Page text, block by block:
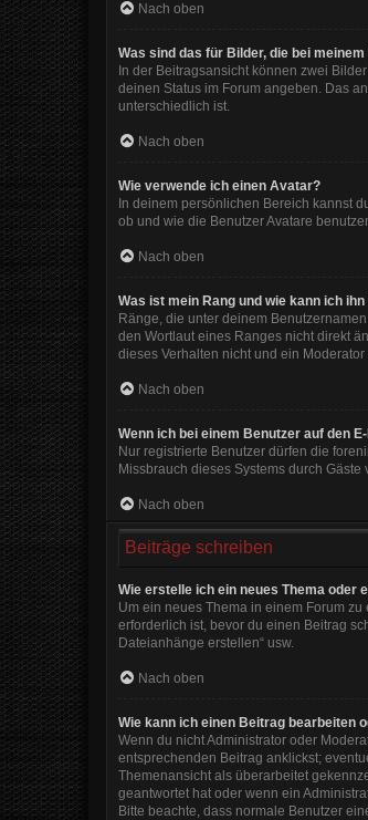
Nach oben
Was sind das für Bilder, die bei
In der Beitragsansicht können zwei
deinen Status im Forum angeben. Das
unterschiedlich ist.
Nach oben
Wie verwende ich einen Avatar?
In deinem persönlichen Bereich kannst
ob und wie die Benutzer Avatare
Nach oben
Was ist mein Rang und wie kann ich
Ränge, die unter deinem
den Wortlaut eines Ranges nicht direkt
dieses Verhalten nicht und ein
Nach oben
Wenn ich bei einem Benutzer auf den
Nur registrierte Benutzer dürfen die
Missbrauch dieses Systems durch Gäste
Nach oben
Beiträge schreiben
Wie erstelle ich ein neues Thema oder
Um ein neues Thema in einem Forum zu
erforderlich ist, bevor du einen Beitrag
Dateianhänge erstellen“ usw.
Nach oben
Wie kann ich einen Beitrag bearbeiten
Wenn du nicht Administrator oder
entsprechenden Beitrag anklickst;
Themenansicht als überarbeitet
geantwortet hat oder wenn ein
Bitte beachte, dass normale Benutzer